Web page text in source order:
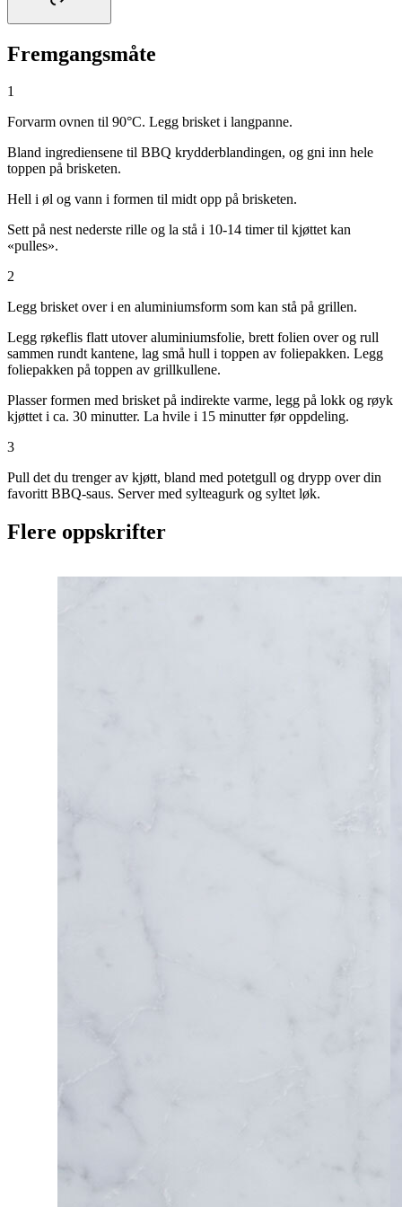
Fremgangsmåte
1
Forvarm ovnen til 90°C. Legg brisket i langpanne.
Bland ingrediensene til BBQ krydderblandingen, og gni inn hele
toppen på brisketen.
Hell i øl og vann i formen til midt opp på brisketen.
Sett på nest nederste rille og la stå i 10-14 timer til kjøttet kan
«pulles».
2
Legg brisket over i en aluminiumsform som kan stå på grillen.
Legg røkeflis flatt utover aluminiumsfolie, brett folien over og rull
sammen rundt kantene, lag små hull i toppen av foliepakken. Legg
foliepakken på toppen av grillkullene.
Plasser formen med brisket på indirekte varme, legg på lokk og røyk
kjøttet i ca. 30 minutter. La hvile i 15 minutter før oppdeling.
3
Pull det du trenger av kjøtt, bland med potetgull og drypp over din
favoritt BBQ-saus. Server med sylteagurk og syltet løk.
Flere oppskrifter